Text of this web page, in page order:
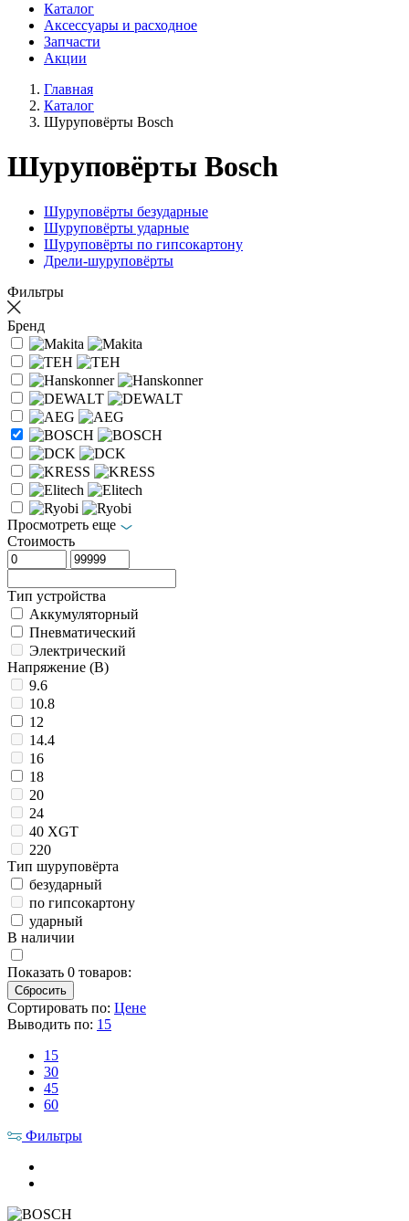
Каталог
Аксессуары и расходное
Запчасти
Акции
Главная
Каталог
Шуруповёрты Bosch
Шуруповёрты Bosch
Шуруповёрты безударные
Шуруповёрты ударные
Шуруповёрты по гипсокартону
Дрели-шуруповёрты
Фильтры
Бренд
Просмотреть еще
Стоимость
Тип устройства
Аккумуляторный
Пневматический
Электрический
Напряжение (В)
9.6
10.8
12
14.4
16
18
20
24
40 XGT
220
Тип шуруповёрта
безударный
по гипсокартону
ударный
В наличии
Показать 0 товаров:
Сортировать по: Цене
Выводить по: 15
15
30
45
60
Фильтры